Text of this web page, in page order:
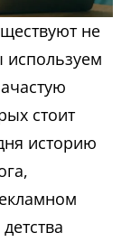
не
используем
стоит
историю